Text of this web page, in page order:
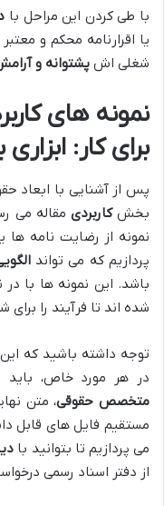
با طی کردن این مراحل با
یا اقرارنامه محکم و
شغلی اش پشتوانه و
نمونه های
برای کار:
پس از آشنایی با ابعاد
بخشکاربردی مقاله می
نمونه از رضایت نامه ها
پردازیم که می تواند
باشد. این نمونه ها با
شده اند تا فرآیند را برای
توجه داشته باشید که
در هر مورد خاص، باید
متخصص حقوقی، متن
مستقیم فایل های قابل
می پردازیم تا بتوانید با
از دفتر اسناد رسمی